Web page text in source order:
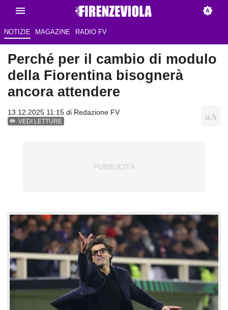
NOTIZIE MAGAZINE RADIO FV
Perché per il cambio di modulo
della Fiorentina bisognerà
ancora attendere
13.12.2025 11:15 di Redazione FV
VEDI LETTURE